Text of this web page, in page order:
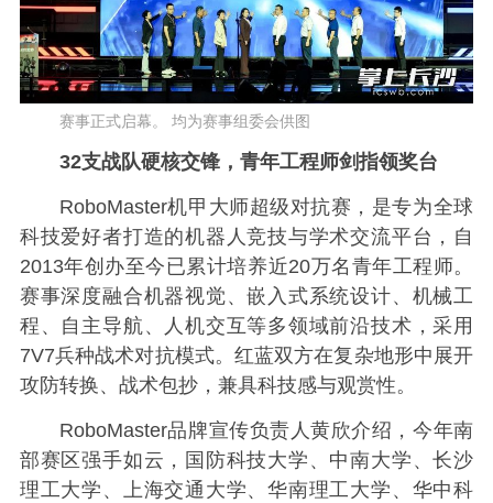
赛事正式启幕。 均为赛事组委会供图
32支战队硬核交锋，青年工程师剑指领奖台
RoboMaster机甲大师超级对抗赛，是专为全球
科技爱好者打造的机器人竞技与学术交流平台，自
2013年创办至今已累计培养近20万名青年工程师。
赛事深度融合机器视觉、嵌入式系统设计、机械工
程、自主导航、人机交互等多领域前沿技术，采用
7V7兵种战术对抗模式。红蓝双方在复杂地形中展开
攻防转换、战术包抄，兼具科技感与观赏性。
RoboMaster品牌宣传负责人黄欣介绍，今年南
部赛区强手如云，国防科技大学、中南大学、长沙
理工大学、上海交通大学、华南理工大学、华中科